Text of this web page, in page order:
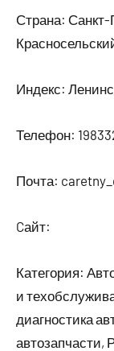
Страна: Санкт-
Индекс:
Телефон:
Почта:
Cайт:
Категория:
и
диагностика
автозапчасти,